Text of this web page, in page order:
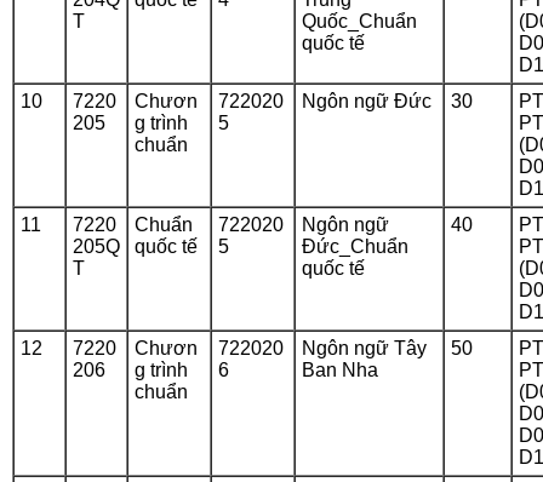
T
Quốc_Chuẩn
quốc tế
10
7220
205
Chươn
g trình
chuẩn
722020
5
Ngôn ngữ Đức 30
11
7220
205Q
T
Chuẩn
quốc tế
722020
5
Ngôn ngữ
Đức_Chuẩn
quốc tế
40
12
7220
206
Chươn
g trình
chuẩn
722020
6
Ngôn ngữ Tây
Ban Nha
50